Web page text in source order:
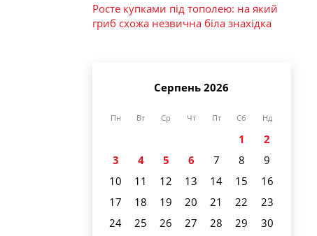
Росте купками під тополею: на який
гриб схожа незвична біла знахідка
Серпень 2026
Пн Вт Ср Чт Пт Сб Нд
1
2
3
4 5 6 7 8
9
10
11 12 13 14 15
16
17
18 19 20 21 22
23
24
25 26 27 28 29
30